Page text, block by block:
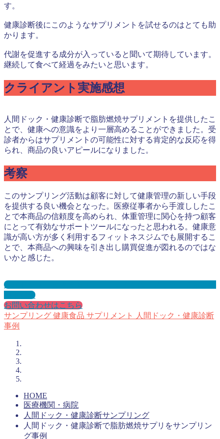
す。
健康診断後にこのようなサプリメントを試せるのはとても助
かります。
代謝を促進する成分が入っていると聞いて期待しています。
継続して食べて経過をみたいと思います。
クライアント実施感想
人間ドック・健康診断で脂肪燃焼サプリメントを提供したこ
とで、健康への意識をより一層高めることができました。受
診者からはサプリメントの可能性に対する肯定的な反応を得
られ、商品の良いアピールになりました。
考察
このサンプリング活動は顧客に対して健康管理の新しい手段
を提供する良い機会となった。医療従事者から手渡ししたこ
とで本商品の信頼度を高められ、体重管理に関心を持つ顧客
にとって有効なサポートツールになったと思われる。健康意
識が高い方が多く利用するフィットネスジムでも展開するこ
とで、本商品への興味を引き出し購買促進が図れるのではな
いかと感じた。
人間ドック・健康診断サンプリングとは？メリット３選と事
例を紹介
お問い合わせはこちら
サンプリング 健康食品 サプリメント
人間ドック・健康診断
事例
HOME
医療機関・病院
人間ドック・健康診断サンプリング
人間ドック・健康診断で脂肪燃焼サプリをサンプリン
グ事例